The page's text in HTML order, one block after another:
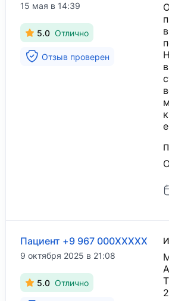
15 мая в 14:39
5.0 Отлично
Отзыв проверен
Пациент +9 967 000XXXXX
9 октября 2025 в 21:08
5.0 Отлично